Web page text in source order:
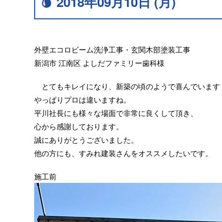
外壁エコロビーム洗浄工事・玄関木部塗装工事
新潟市 江南区 よしだファミリー歯科様
とてもキレイになり、新築の頃のようで喜んでいます
やっぱりプロは違いますね。
平川社長にも様々な場面で非常に良くして頂き、
心から感謝しております。
誠にありがとうございました。
他の方にも、すみれ建装さんをオススメしたいです。
施工前